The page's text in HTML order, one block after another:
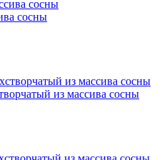
сосны
из массива сосны